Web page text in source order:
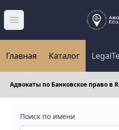
Abrir menú
Главная Каталог
Адвокаты по Банковское право в
Поиск по имени